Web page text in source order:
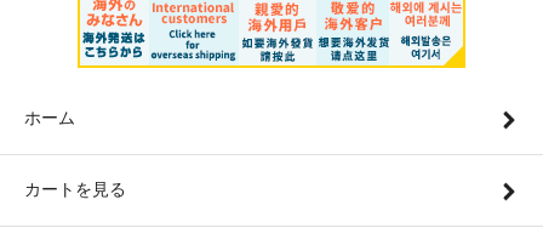
ホーム
カートを見る